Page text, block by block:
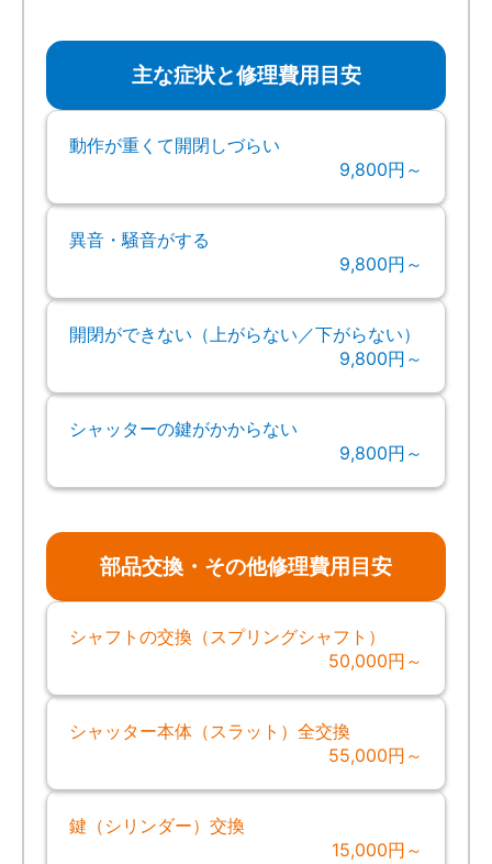
主な症状と修理費用目安
動作が重くて開閉しづらい
9,800円～
異音・騒音がする
9,800円～
開閉ができない（上がらない／下がらない）
9,800円～
シャッターの鍵がかからない
9,800円～
部品交換・その他修理費用目安
シャフトの交換（スプリングシャフト）
50,000円～
シャッター本体（スラット）全交換
55,000円～
鍵（シリンダー）交換
15,000円～